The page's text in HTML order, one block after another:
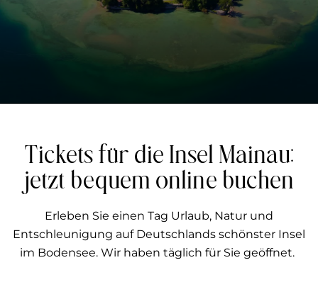
Tickets für die Insel Mainau:
jetzt bequem online buchen
Erleben Sie einen Tag Urlaub, Natur und
Entschleunigung auf Deutschlands schönster Insel
im Bodensee. Wir haben täglich für Sie geöffnet.